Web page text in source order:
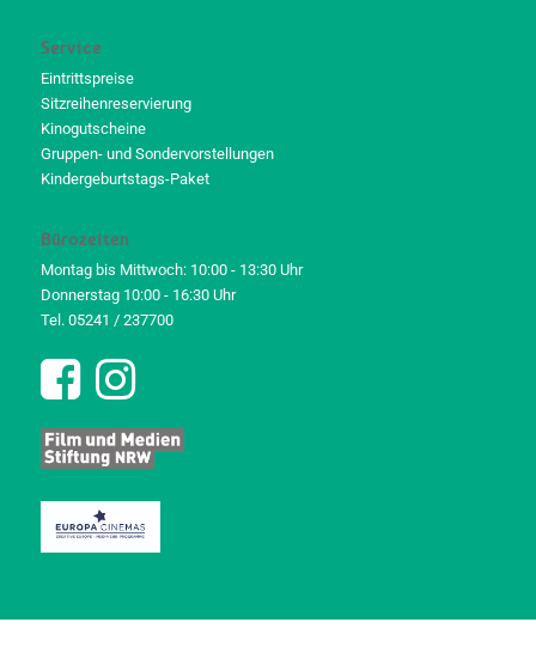
Service
Eintrittspreise
Sitzreihenreservierung
Kinogutscheine
Gruppen- und Sondervorstellungen
Kindergeburtstags-Paket
Bürozeiten
Montag bis Mittwoch: 10:00 - 13:30 Uhr
Donnerstag 10:00 - 16:30 Uhr
Tel. 05241 / 237700